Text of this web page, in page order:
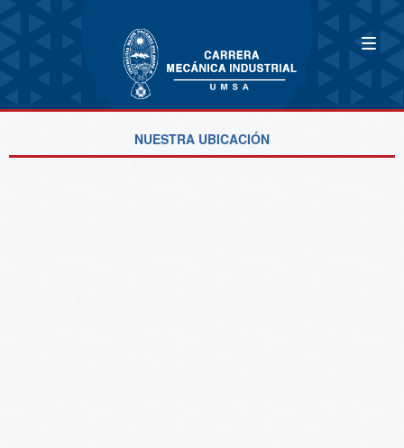
NUESTRA UBICACIÓN